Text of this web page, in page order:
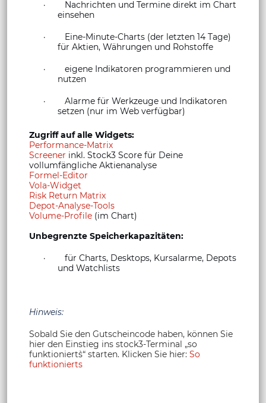
· Nachrichten und Termine direkt im Chart
einsehen
· Eine-Minute-Charts (der letzten 14 Tage)
für Aktien, Währungen und Rohstoffe
· eigene Indikatoren programmieren und
nutzen
· Alarme für Werkzeuge und Indikatoren
setzen (nur im Web verfügbar)
Zugriff auf alle Widgets:
Performance-Matrix
Screener inkl. Stock3 Score für Deine
vollumfängliche Aktienanalyse
Formel-Editor
Vola-Widget
Risk Return Matrix
Depot-Analyse-Tools
Volume-Profile (im Chart)
Unbegrenzte Speicherkapazitäten:
· für Charts, Desktops, Kursalarme, Depots
und Watchlists
Hinweis:
Sobald Sie den Gutscheincode haben, können Sie
hier den Einstieg ins stock3-Terminal „so
funktioniert`s“ starten. Klicken Sie hier: So
funktionierts